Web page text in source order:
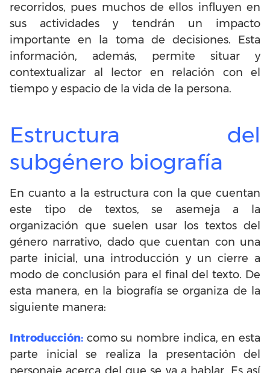
recorridos, pues muchos de ellos influyen en
sus actividades y tendrán un impacto
importante en la toma de decisiones. Esta
información, además, permite situar y
contextualizar al lector en relación con el
tiempo y espacio de la vida de la persona.
Estructura del
subgénero biografía
En cuanto a la estructura con la que cuentan
este tipo de textos, se asemeja a la
organización que suelen usar los textos del
género narrativo, dado que cuentan con una
parte inicial, una introducción y un cierre a
modo de conclusión para el final del texto. De
esta manera, en la biografía se organiza de la
siguiente manera:
Introducción: como su nombre indica, en esta
parte inicial se realiza la presentación del